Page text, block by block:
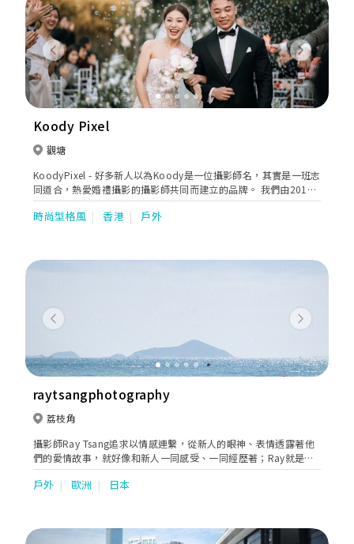
Previous Next
Koody Pixel
觀塘
KoodyPixel - 好多新人以為Koody是一位攝影師名，其實是一班志
同道合，熱愛婚禮攝影的攝影師共同而建立的品牌。 我們由2017
年成立，至今拍攝過千場婚紗及婚禮，由建立開始一直都堅持:「時
刻保持歡樂，為新人記錄歡笑與淚水。」 我們更榮幸地連續五年獲
影初心，時刻歡樂，感染到各位新人投入享受，無論打風下雨，都
時尚型格風 香港 戶外
Previous Next
raytsangphotography
荔枝角
攝影師Ray Tsang追求以情感連繫，從新人的眼神、表情透露著他
們的愛情故事，就好像和新人一同感受、一同經歷著；Ray就是希
望從鏡頭下留住生命每一瞬動人的時光。
戶外 歐洲 日本